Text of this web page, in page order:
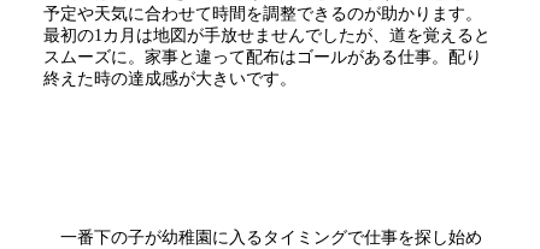
予定や天気に合わせて時間を調整できるのが助かります。
最初の1カ月は地図が手放せませんでしたが、道を覚えると
スムーズに。家事と違って配布はゴールがある仕事。配り
終えた時の達成感が大きいです。
一番下の子が幼稚園に入るタイミングで仕事を探し始め